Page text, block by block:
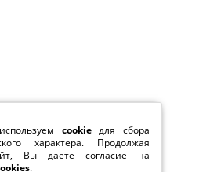
cookieдля сбора
характера. Продолжая
Вы даете согласие на
.